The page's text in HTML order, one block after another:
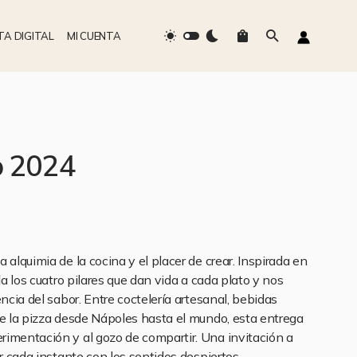
DIGITAL MI CUENTA
2024
alquimia de la cocina y el placer de crear. Inspirada en
los cuatro pilares que dan vida a cada plato y nos
del sabor. Entre coctelería artesanal, bebidas
la pizza desde Nápoles hasta el mundo, esta entrega
y al gozo de compartir. Una invitación a